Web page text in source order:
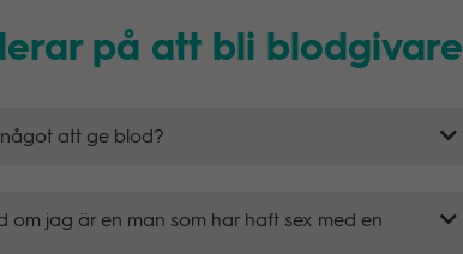
på att bli blodgivare
att ge blod?
om jag är en man som har haft sex med en